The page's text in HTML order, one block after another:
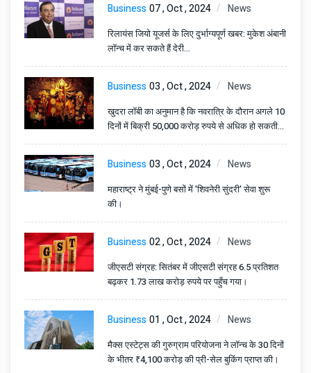
Business07 , Oct , 2024 News
रिलायंस जियो यूजर्स के लिए दुर्भाग्यपूर्ण खबर: मुकेश अंबानी
लॉन्च में कर सकते हैं देरी…
Business03 , Oct , 2024 News
खुदरा लॉबी का अनुमान है कि नवरात्रि के दौरान अगले 10
दिनों में बिक्री 50,000 करोड़ रुपये से अधिक हो सकती
है।
Business03 , Oct , 2024 News
महाराष्ट्र ने मुंबई-पुणे बसों में 'शिवनेरी सुंदरी' सेवा शुरू
की।
Business02 , Oct , 2024 News
जीएसटी संग्रह: सितंबर में जीएसटी संग्रह 6.5 प्रतिशत
बढ़कर 1.73 लाख करोड़ रुपये पर पहुँच गया।
Business01 , Oct , 2024 News
मैक्स एस्टेट्स की गुरुग्राम परियोजना ने लॉन्च के 30 दिनों
के भीतर ₹4,100 करोड़ की प्री-सेल बुकिंग प्राप्त की।